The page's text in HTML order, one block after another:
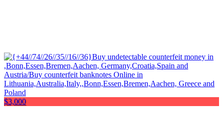
$3,000